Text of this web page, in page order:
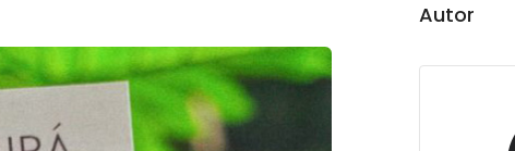
Autor